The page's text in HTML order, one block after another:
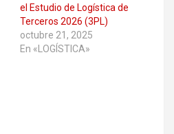
el Estudio de Logística de
Terceros 2026 (3PL)
octubre 21, 2025
En «LOGÍSTICA»